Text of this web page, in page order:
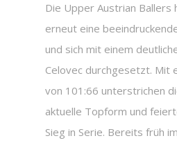
Die Upper Austrian Ballers
erneut eine
und sich mit einem
Celovec durchgesetzt. Mit
von 101:66 unterstrichen
aktuelle Topform und
Sieg in Serie. Bereits früh